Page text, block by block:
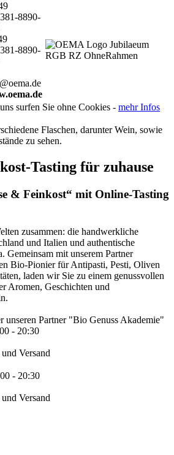
8890-
8890-
surfen Sie ohne Cookies - mehr Infos
Tasting für zuhause
& Feinkost“ mit Online-Tasting
zusammen: die handwerkliche
und Italien und authentische
Gemeinsam mit unserem Partner
Bio-Pionier für Antipasti, Pesti, Oliven
laden wir Sie zu einem genussvollen
Aromen, Geschichten und
unseren Partner "Bio Genuss Akademie"
- 20:30
Versand
- 20:30
Versand